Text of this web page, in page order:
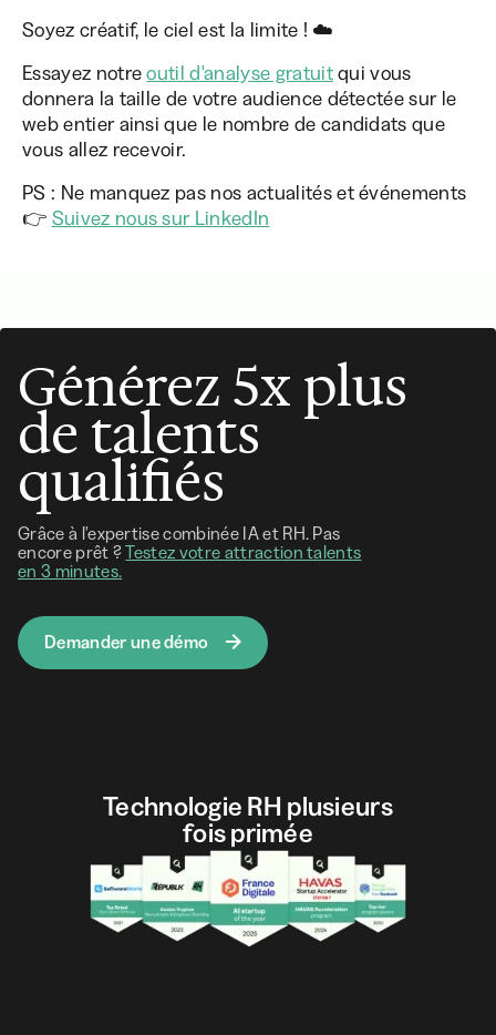
Soyez créatif, le ciel est la limite ! ☁️
Essayez notreoutil d'analyse gratuitqui vous
donnera la taille de votre audience détectée sur le
web entier ainsi que le nombre de candidats que
vous allez recevoir.
PS : Ne manquez pas nos actualités et événements
👉 Suivez nous sur LinkedIn
Générez 5x plus
de talents
qualifiés
Grâce à l'expertise combinée IA et RH. Pas
encore prêt ?Testez votre attraction talents
en 3 minutes.
Demander une démo
Technologie RH plusieurs
fois primée